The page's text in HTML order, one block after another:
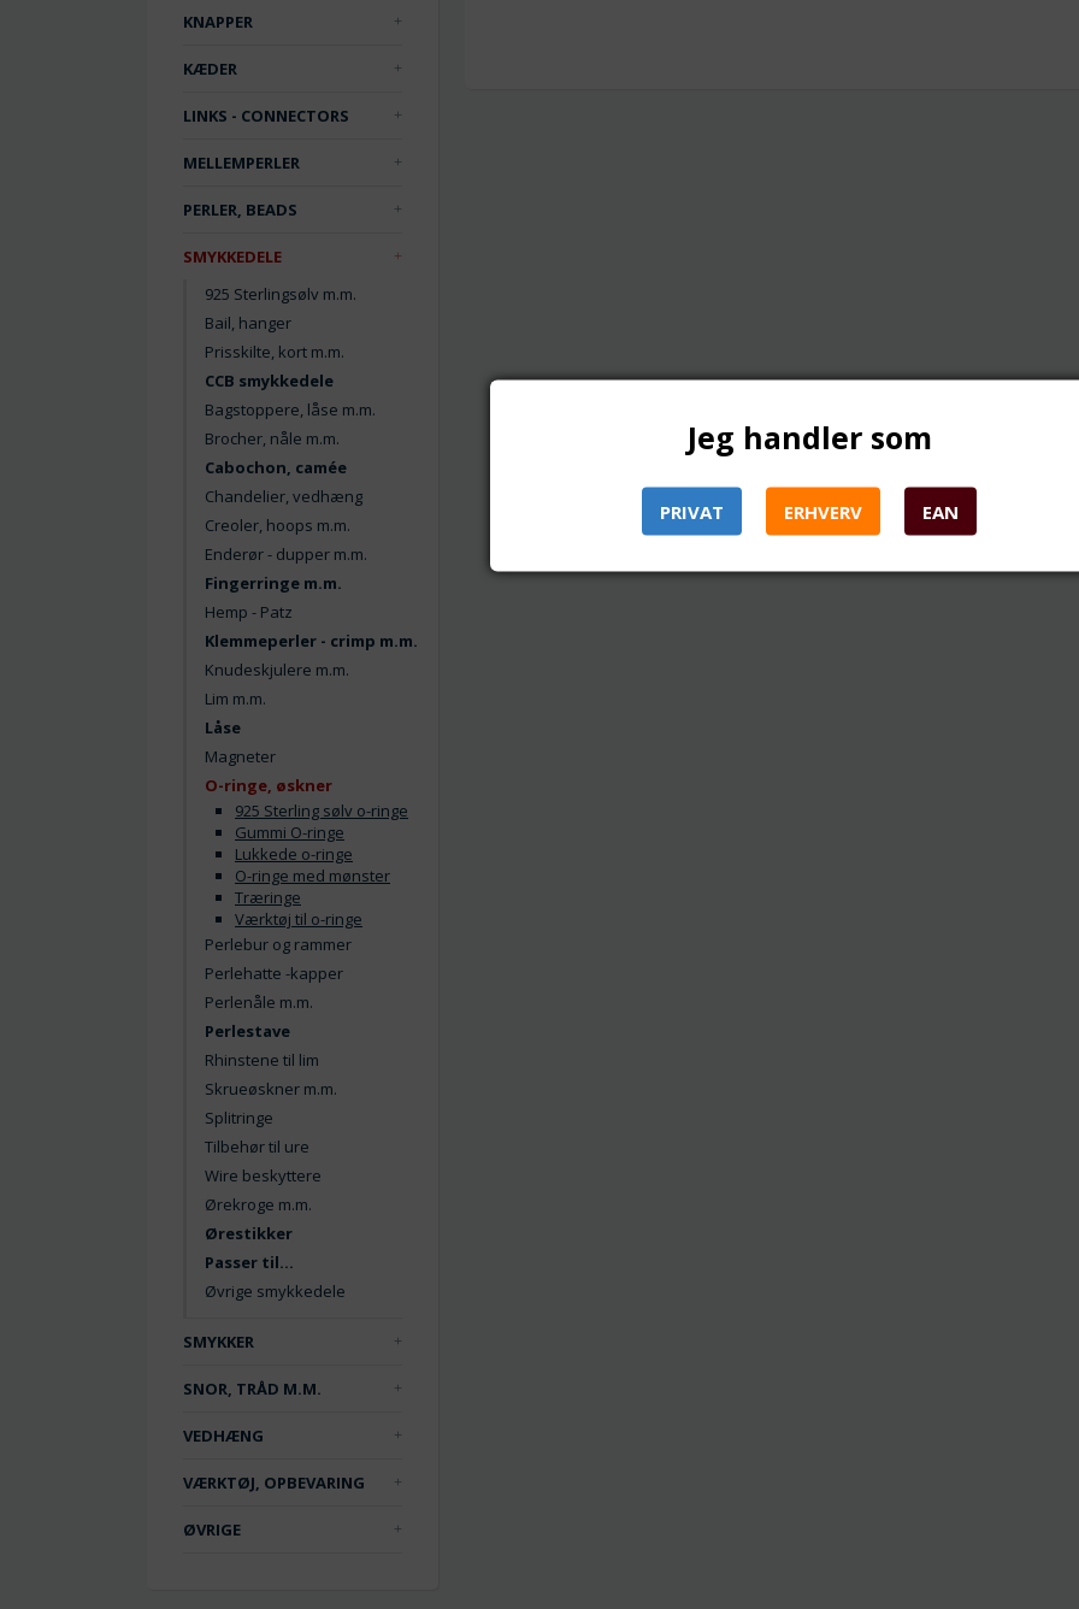
KNAPPER
KÆDER
LINKS - CONNECTORS
MELLEMPERLER
PERLER, BEADS
SMYKKEDELE
925 Sterlingsølv m.m.
Bail, hanger
Prisskilte, kort m.m.
CCB smykkedele
Bagstoppere, låse m.m.
Brocher, nåle m.m.
Cabochon, camée
Chandelier, vedhæng
Creoler, hoops m.m.
Enderør - dupper m.m.
Fingerringe m.m.
Hemp - Patz
Klemmeperler - crimp m.m.
Knudeskjulere m.m.
Lim m.m.
Låse
Magneter
O-ringe, øskner
925 Sterling sølv o-ringe
Gummi O-ringe
Lukkede o-ringe
O-ringe med mønster
Træringe
Værktøj til o-ringe
Perlebur og rammer
Perlehatte -kapper
Perlenåle m.m.
Perlestave
Rhinstene til lim
Skrueøskner m.m.
Splitringe
Tilbehør til ure
Wire beskyttere
Ørekroge m.m.
Ørestikker
Passer til...
Øvrige smykkedele
SMYKKER
SNOR, TRÅD M.M.
VEDHÆNG
VÆRKTØJ, OPBEVARING
ØVRIGE
Jeg handler som
PRIVAT ERHVERV EAN